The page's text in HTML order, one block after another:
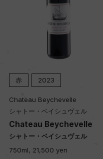
赤 2023
Chateau Beychevelle
シャトー・ベイシュヴェル
Chateau Beychevelle
シャトー・ベイシュヴェル
750ml, 21,500 yen